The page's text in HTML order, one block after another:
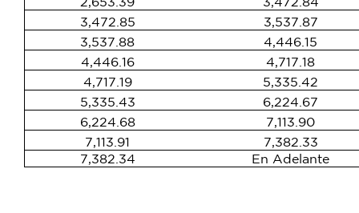
2,653.39
3,472.84
3,472.85
3,537.87
3,537.88
4,446.15
4,446.16
4,717.18
4,717.19
5,335.42
5,335.43
6,224.67
6,224.68
7,113.90
7,113.91
7,382.33
7,382.34
En Adelante